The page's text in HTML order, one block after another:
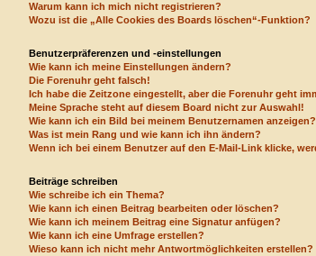
Warum kann ich mich nicht registrieren?
Wozu ist die „Alle Cookies des Boards löschen“-Funktion?
Benutzerpräferenzen und -einstellungen
Wie kann ich meine Einstellungen ändern?
Die Forenuhr geht falsch!
Ich habe die Zeitzone eingestellt, aber die Forenuhr geht
Meine Sprache steht auf diesem Board nicht zur Auswahl!
Wie kann ich ein Bild bei meinem Benutzernamen anzeigen?
Was ist mein Rang und wie kann ich ihn ändern?
Wenn ich bei einem Benutzer auf den E-Mail-Link klicke,
Beiträge schreiben
Wie schreibe ich ein Thema?
Wie kann ich einen Beitrag bearbeiten oder löschen?
Wie kann ich meinem Beitrag eine Signatur anfügen?
Wie kann ich eine Umfrage erstellen?
Wieso kann ich nicht mehr Antwortmöglichkeiten erstellen?